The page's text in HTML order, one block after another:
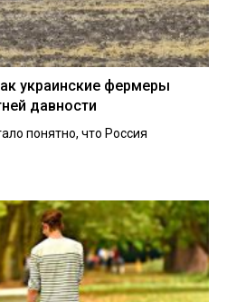
украинские фермеры
давности
понятно, что Россия